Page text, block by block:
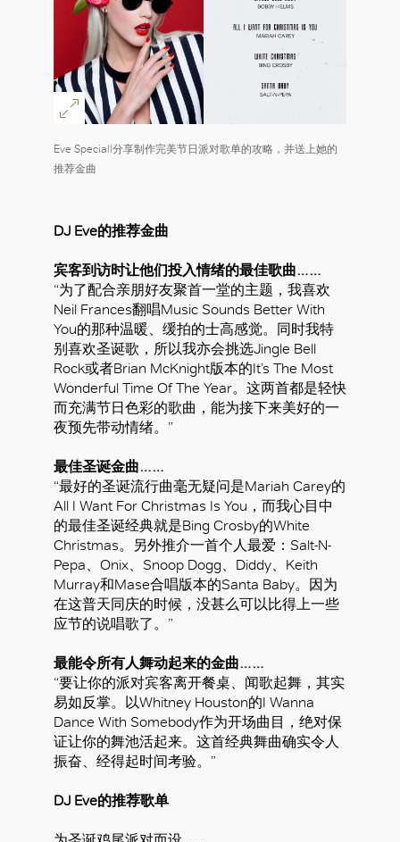
Eve Speciall分享制作完美节日派对歌单的攻略，并送上她的
推荐金曲
DJ Eve的推荐金曲
宾客到访时让他们投入情绪的最佳歌曲……
“为了配合亲朋好友聚首一堂的主题，我喜欢
Neil Frances翻唱Music Sounds Better With
You的那种温暖、缓拍的士高感觉。同时我特
别喜欢圣诞歌，所以我亦会挑选Jingle Bell
Rock或者Brian McKnight版本的It’s The Most
Wonderful Time Of The Year。这两首都是轻快
而充满节日色彩的歌曲，能为接下来美好的一
夜预先带动情绪。”
最佳圣诞金曲……
“最好的圣诞流行曲毫无疑问是Mariah Carey的
All I Want For Christmas Is You，而我心目中
的最佳圣诞经典就是Bing Crosby的White
Christmas。另外推介一首个人最爱：Salt-N-
Pepa、Onix、Snoop Dogg、Diddy、Keith
Murray和Mase合唱版本的Santa Baby。因为
在这普天同庆的时候，没甚么可以比得上一些
应节的说唱歌了。”
最能令所有人舞动起来的金曲……
“要让你的派对宾客离开餐桌、闻歌起舞，其实
易如反掌。以Whitney Houston的I Wanna
Dance With Somebody作为开场曲目，绝对保
证让你的舞池活起来。这首经典舞曲确实令人
振奋、经得起时间考验。”
DJ Eve的推荐歌单